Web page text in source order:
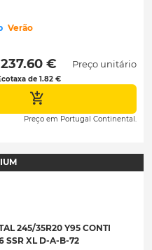
Verão
237.60 €
de 1.82 €
Preço unitário
Preço em Portugal Continental.
245/35R20 Y95 CONTI
SSR XL D-A-B-72